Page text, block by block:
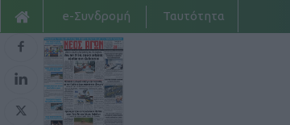
e-Συνδρομή Ταυτότητα